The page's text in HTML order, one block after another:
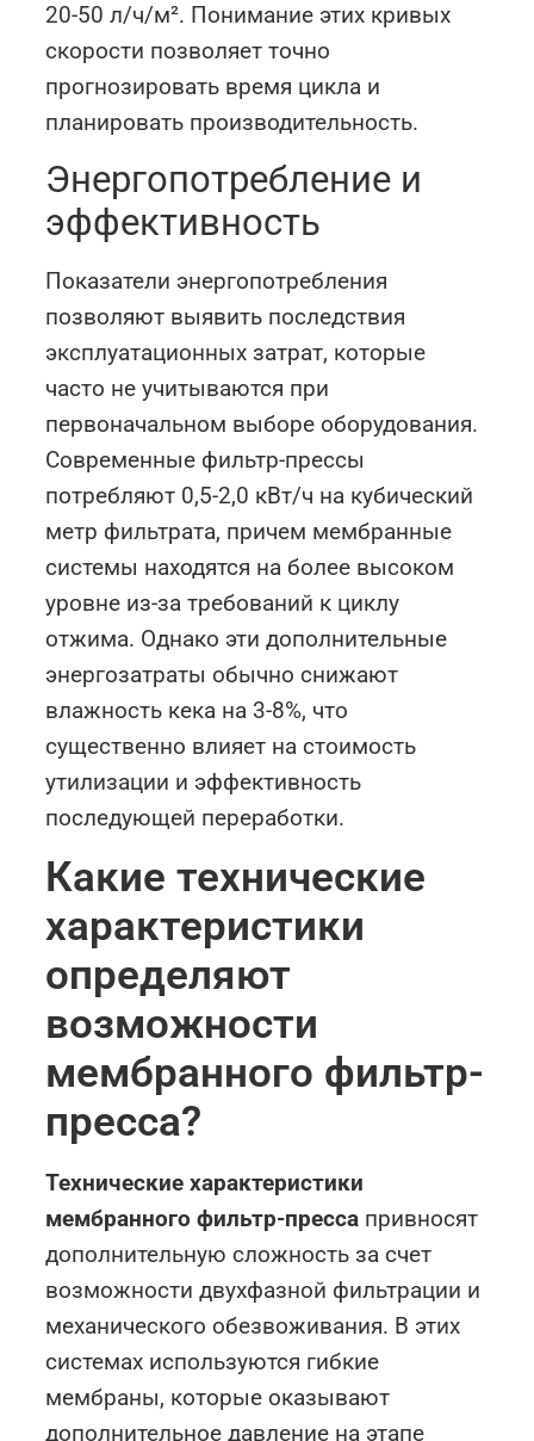
20-50 л/ч/м². Понимание этих кривых
скорости позволяет точно
прогнозировать время цикла и
планировать производительность.
Энергопотребление и
эффективность
Показатели энергопотребления
позволяют выявить последствия
эксплуатационных затрат, которые
часто не учитываются при
первоначальном выборе оборудования.
Современные фильтр-прессы
потребляют 0,5-2,0 кВт/ч на кубический
метр фильтрата, причем мембранные
системы находятся на более высоком
уровне из-за требований к циклу
отжима. Однако эти дополнительные
энергозатраты обычно снижают
влажность кека на 3-8%, что
существенно влияет на стоимость
утилизации и эффективность
последующей переработки.
Какие технические
характеристики
определяют
возможности
мембранного фильтр-
пресса?
Технические характеристики
мембранного фильтр-пресса привносят
дополнительную сложность за счет
возможности двухфазной фильтрации и
механического обезвоживания. В этих
системах используются гибкие
мембраны, которые оказывают
дополнительное давление на этапе